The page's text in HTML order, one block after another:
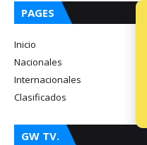
PAGES
Inicio
Nacionales
Internacionales
Clasificados
GW TV.